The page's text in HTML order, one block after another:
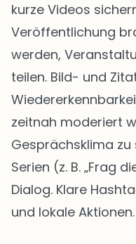
kurze Videos
Veröffentlichung
werden,
teilen. Bild- und
zeitnah moderiert
Gesprächsklima
Serien (z. B. „Frag
Dialog. Klare
und lokale Aktionen.